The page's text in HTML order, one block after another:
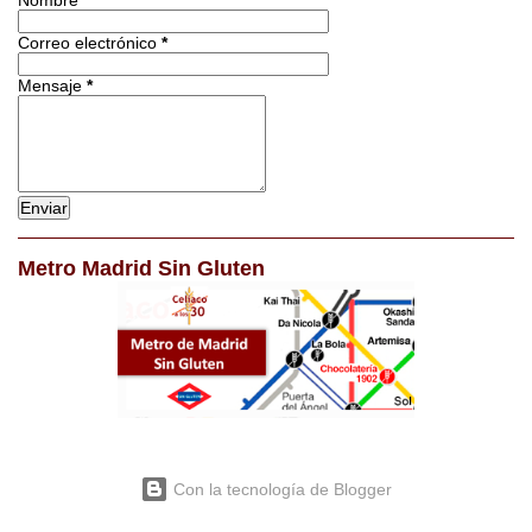
Correo electrónico *
Mensaje *
Metro Madrid Sin Gluten
Con la tecnología de Blogger